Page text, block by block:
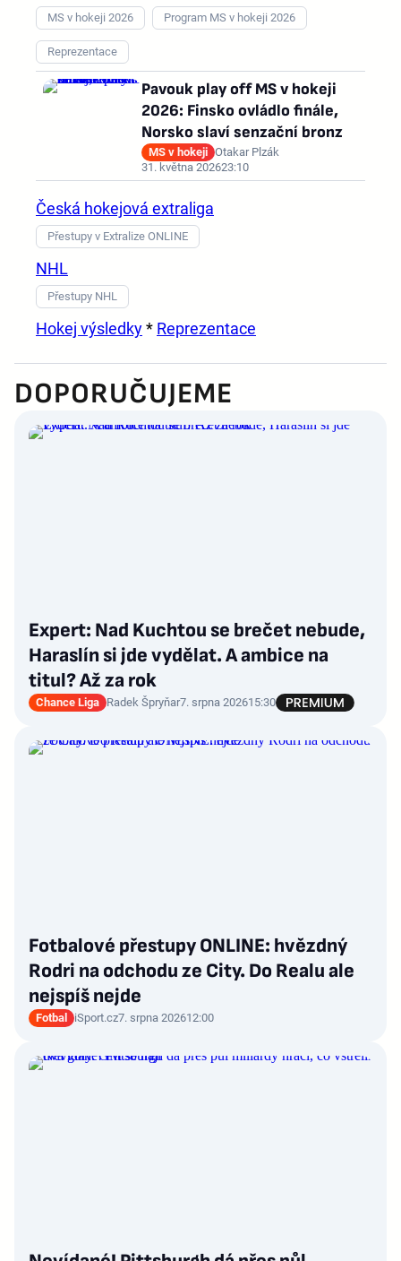
MS v hokeji 2026 Program MS v hokeji 2026
Reprezentace
Pavouk play off MS v hokeji
2026: Finsko ovládlo finále,
Norsko slaví senzační bronz
MS v hokeji Otakar Plzák
31. května 202623:10
Česká hokejová extraliga
Přestupy v Extralize ONLINE
NHL
Přestupy NHL
Hokej výsledky* Reprezentace
DOPORUČUJEME
Expert: Nad Kuchtou se brečet nebude,
Haraslín si jde vydělat. A ambice na
titul? Až za rok
Chance Liga Radek Špryňar7. srpna 202615:30
Fotbalové přestupy ONLINE: hvězdný
Rodri na odchodu ze City. Do Realu ale
nejspíš nejde
Fotbal iSport.cz7. srpna 202612:00